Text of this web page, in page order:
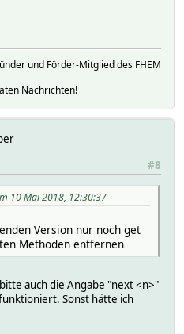
und Förder-Mitglied des FHEM
Nachrichten!
#8
10 Mai 2018, 12:30:37
Version nur noch get
Methoden entfernen
auch die Angabe "next <n>"
Sonst hätte ich